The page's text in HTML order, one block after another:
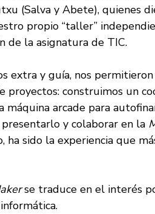
(Salva y Abete), quienes
propio “taller”
de la asignatura de TIC.
extra y guía, nos
proyectos: construimos un
máquina arcade para
y colaborar en la
sido la experiencia que
se traduce en el interés